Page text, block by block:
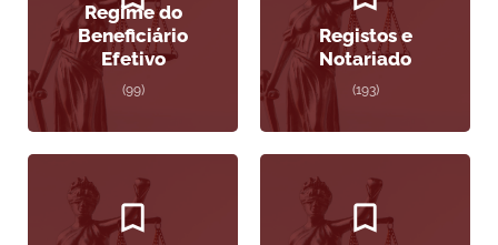
Regime do
Beneficiário
Efetivo
(99)
Registos e
Notariado
(193)